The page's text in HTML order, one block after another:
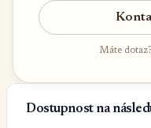
Máte
Dostupnost na